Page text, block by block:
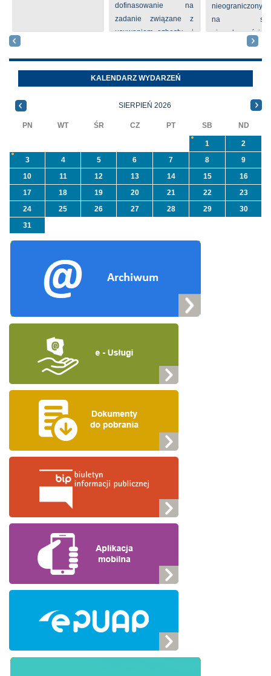
dofinasowanie na
zadanie związane z
usuwaniem azbestu i
azbest w ramach
programu
priorytetowego
NFOŚiGW pn.
nieograniczony
na
nieruchomości nr
Oleszycach
Orzeszkowej.
informacji ...
KALENDARZ WYDARZEŃ
SIERPIEŃ 2026
PN WT ŚR CZ PT SB ND
1
2
3
4 5 6 7 8
9
10
11 12 13 14 15
16
17
18 19 20 21 22
23
24
25 26 27 28 29
30
31